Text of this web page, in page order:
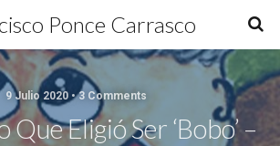
Ponce Carrasco
9 Julio 2020 • 3 Comments
Que Eligió Ser ‘bobo’ –